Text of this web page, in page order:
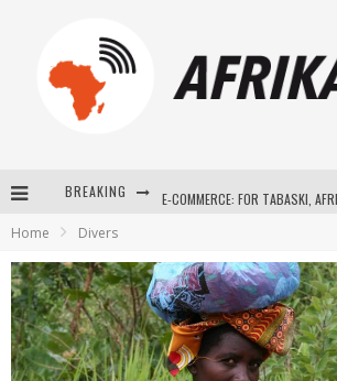
BREAKING
How Technology Has Changed
Home Divers